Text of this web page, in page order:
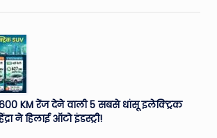
KM रेंज देने वाली 5 सबसे धांसू इलेक्ट्रिक
ने हिलाई ऑटो इंडस्ट्री!